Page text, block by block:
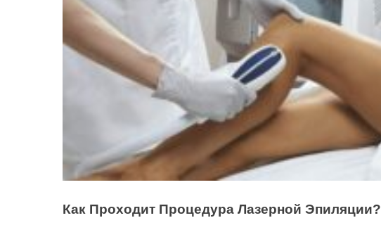
Как Проходит Процедура Лазерной Эпиляции?